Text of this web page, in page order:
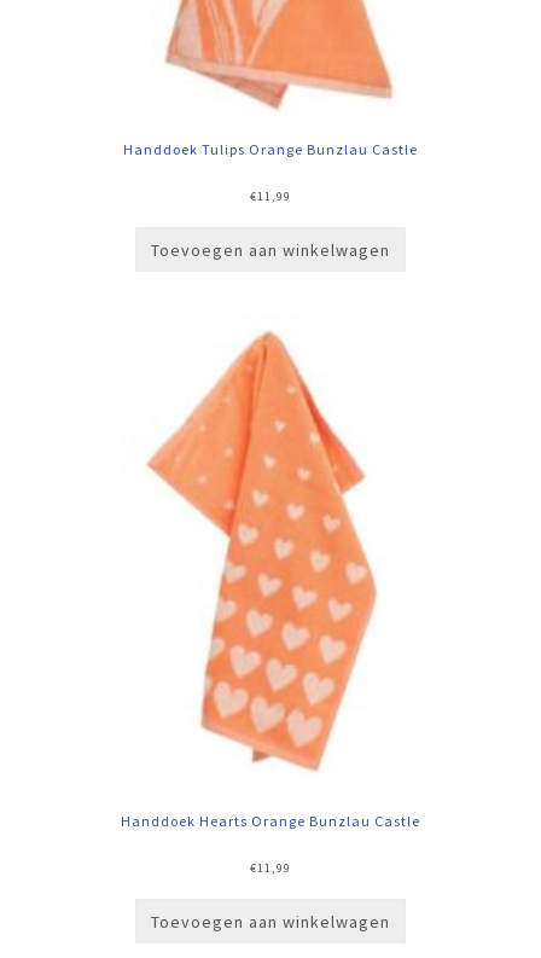
Handdoek Tulips Orange Bunzlau Castle
€11,99
Toevoegen aan winkelwagen
Handdoek Hearts Orange Bunzlau Castle
€11,99
Toevoegen aan winkelwagen